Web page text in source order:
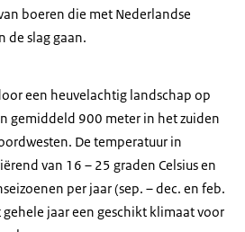
boeren die met Nederlandse
de slag gaan.
een heuvelachtig landschap op
gemiddeld 900 meter in het zuiden
De temperatuur in
van 16 – 25 graden Celsius en
per jaar (sep. – dec. en feb.
jaar een geschikt klimaat voor